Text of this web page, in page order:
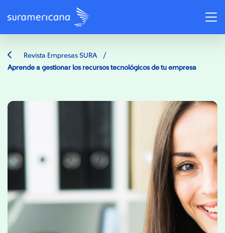
Revista Empresas SURA /
Aprende a gestionar los recursos tecnológicos de tu empresa